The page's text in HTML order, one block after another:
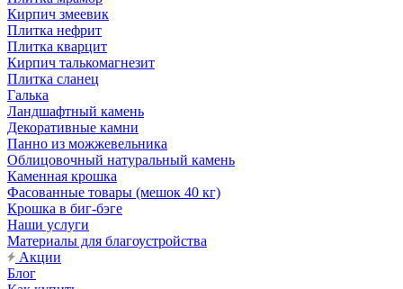
Кирпич змеевик
Плитка нефрит
Плитка кварцит
Кирпич талькомагнезит
Плитка сланец
Галька
Ландшафтный камень
Декоративные камни
Панно из можжевельника
Облицовочный натуральный камень
Каменная крошка
Фасованные товары (мешок 40 кг)
Крошка в биг-бэге
Наши услуги
Материалы для благоустройства
Акции
Блог